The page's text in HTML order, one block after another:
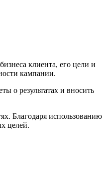
клиента, его цели и
кампании.
о результатах и вносить
Благодаря использованию
целей.